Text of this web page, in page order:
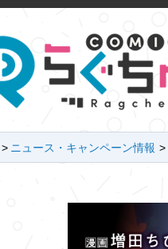
ニュース・キャンペーン情報